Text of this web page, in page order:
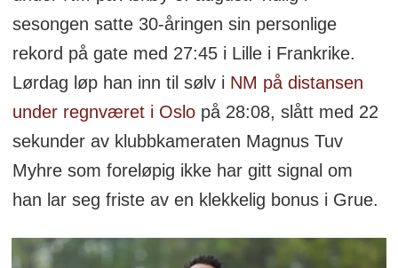
sesongen satte 30-åringen sin personlige
rekord på gate med 27:45 i Lille i Frankrike.
Lørdag løp han inn til sølv i NM på distansen
under regnværet i Oslopå 28:08, slått med 22
sekunder av klubbkameraten Magnus Tuv
Myhre som foreløpig ikke har gitt signal om
han lar seg friste av en klekkelig bonus i Grue.